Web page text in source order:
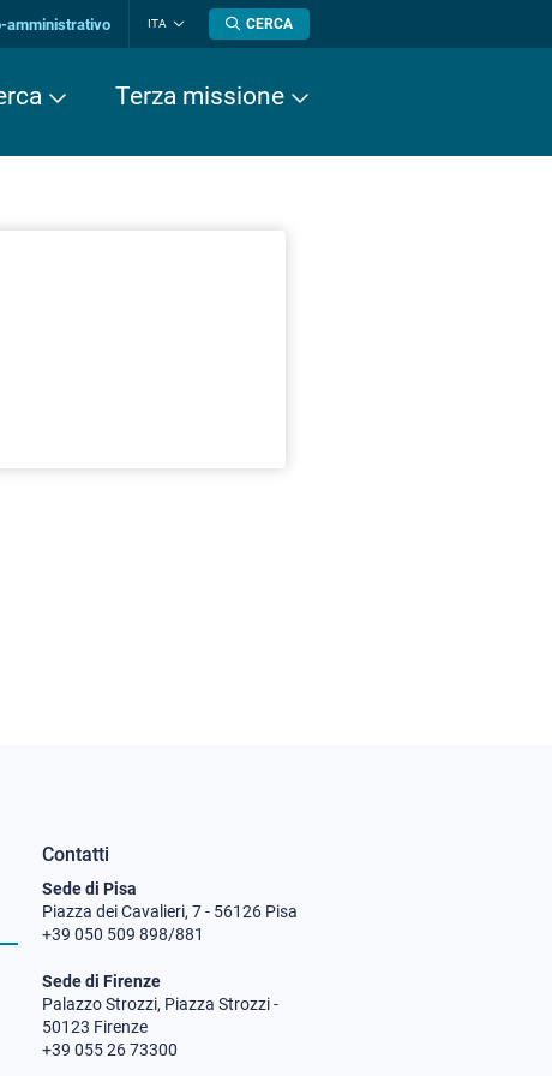
amministrativo ITA
lingua
CERCA
Terza missione
Contatti
Sede di Pisa
Piazza dei Cavalieri, 7 - 56126 Pisa
+39 050 509 898/881
Sede di Firenze
Palazzo Strozzi, Piazza Strozzi -
50123 Firenze
+39 055 26 73300